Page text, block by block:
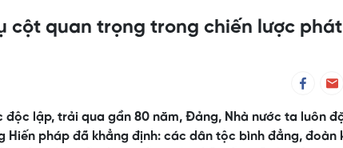
cột quan trọng trong chiến lược phát
độc lập, trải qua gần 80 năm, Đảng, Nhà nước ta luôn
pháp đã khẳng định: các dân tộc bình đẳng, đoàn